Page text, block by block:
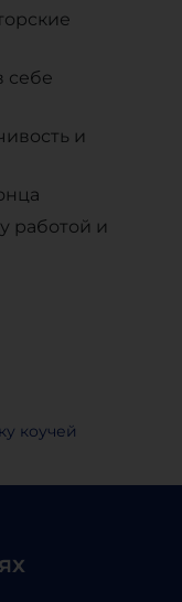
себе
и
работой и
коучей